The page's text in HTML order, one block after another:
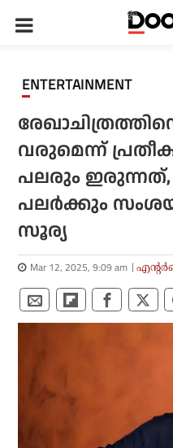
ENTERTAINMENT
വരുമെന്ന്
പലരും
പലര്‍ക്കും
സൂര്യ
Mar 12, 2025, 9:09 am